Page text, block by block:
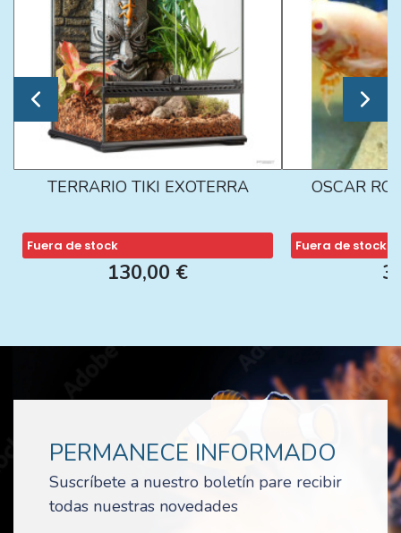
TERRARIO TIKI EXOTERRA
Fuera de stock
130,00 €
OSCAR
Fuera de stock
PERMANECE INFORMADO
Suscríbete a nuestro boletín pare recibir
todas nuestras novedades